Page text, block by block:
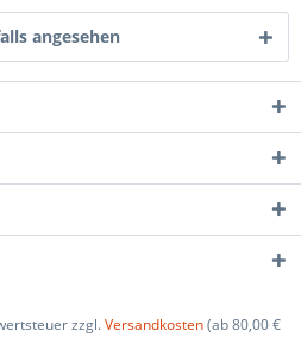
angesehen
zzgl.Versandkosten(ab 80,00 €